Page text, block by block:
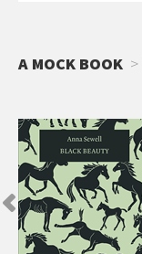
A MOCK BOOK